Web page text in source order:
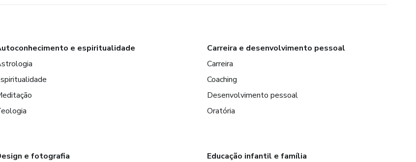
e espiritualidade
Carreira e desenvolvimento pessoal
Carreira
Coaching
Desenvolvimento pessoal
Oratória
e fotografia
Educação infantil e família